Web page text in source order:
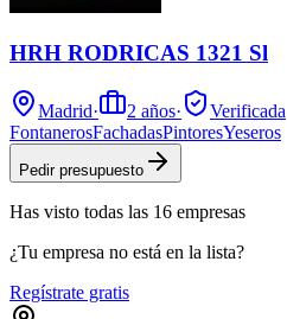
HRH RODRICAS 1321 Sl
Madrid· 2 años·
Verificada
FontanerosFachadasPintoresYeseros
Pedir presupuesto
Has visto todas las 16 empresas
¿Tu empresa no está en la lista?
Regístrate gratis